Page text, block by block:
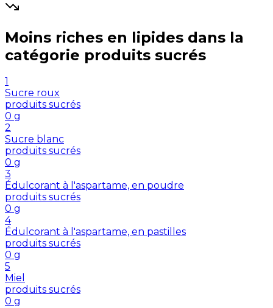
Moins riches en lipides dans la
catégorie produits sucrés
1
Sucre roux
produits sucrés
0 g
2
Sucre blanc
produits sucrés
0 g
3
Édulcorant à l'aspartame, en poudre
produits sucrés
0 g
4
Édulcorant à l'aspartame, en pastilles
produits sucrés
0 g
5
Miel
produits sucrés
0 g